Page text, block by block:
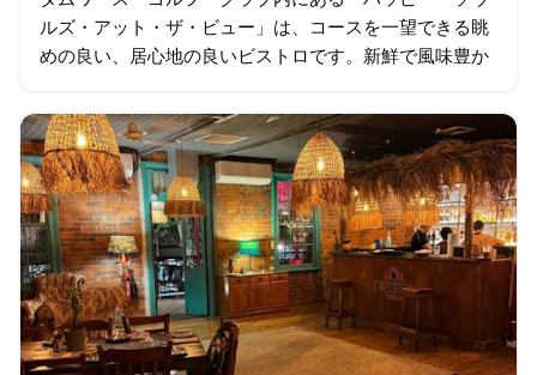
ルズ・アット・ザ・ビュー」は、コースを一望できる眺
めの良い、居心地の良いビストロです。新鮮で風味豊か
食、ランチ…